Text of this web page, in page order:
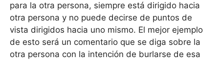
para la otra persona, siempre está dirigido hacia
otra persona y no puede decirse de puntos de
vista dirigidos hacia uno mismo. El mejor ejemplo
de esto será un comentario que se diga sobre la
otra persona con la intención de burlarse de esa